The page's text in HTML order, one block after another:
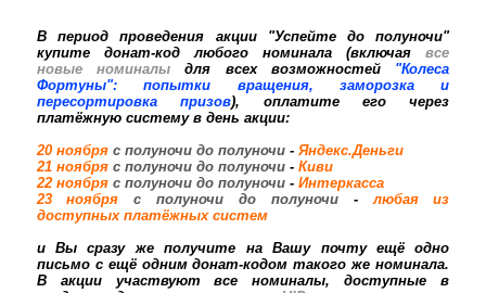
В период проведения акции "Успейте до полуночи"
купите донат-код любого номинала (включаявсе
новые номиналыдля всех возможностей "Колеса
Фортуны": попытки вращения, заморозка и
пересортировка призов), оплатите его через
платёжную систему в день акции:
20 ноября с полуночи до полуночи- Яндекс.Деньги
21 ноября с полуночи до полуночи- Киви
22 ноября с полуночи до полуночи- Интеркасса
23 ноября
с полуночи до полуночи-любая из
доступных платёжных систем
и Вы сразу же получите на Вашу почту ещё одно
письмо с ещё одним донат-кодом такого же номинала.
В акции участвуют все номиналы, доступные в